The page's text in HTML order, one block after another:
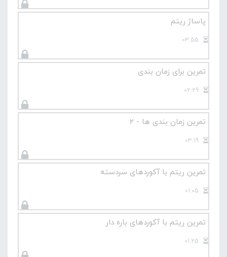
پاساژ ریتم
تمرین برای زمان بندی
تمرین زمان بندی ها - 2
تمرین ریتم با آکوردهای سردسته
تمرین ریتم با آکوردهای باره دار